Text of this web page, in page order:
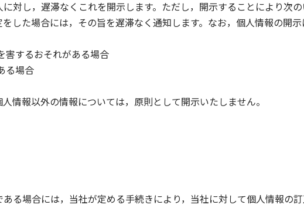
対し，遅滞なくこれを開示します。ただし，開示することにより次
した場合には，その旨を遅滞なく通知します。なお，個人情報の開示
害するおそれがある場合
る場合
情報以外の情報については，原則として開示いたしません。
る場合には，当社が定める手続きにより，当社に対して個人情報の訂